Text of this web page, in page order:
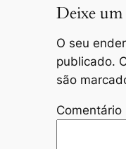
Deixe
O seu
publicado.
são
Comentário